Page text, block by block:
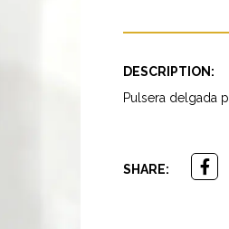
DESCRIPTION:
Pulsera delgada
SHARE: